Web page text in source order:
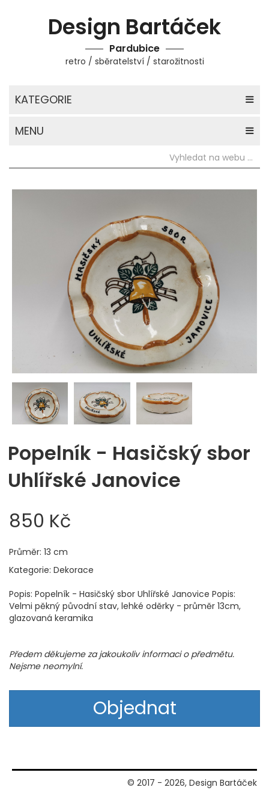
Design Bartáček
Pardubice
retro / sběratelství / starožitnosti
KATEGORIE
MENU
Popelník - Hasičský sbor
Uhlířské Janovice
850 Kč
Průměr: 13 cm
Kategorie: Dekorace
Popis: Popelník - Hasičský sbor Uhlířské Janovice Popis:
Velmi pěkný původní stav, lehké oděrky - průměr 13cm,
glazovaná keramika
Předem děkujeme za jakoukoliv informaci o předmětu.
Nejsme neomylní.
Objednat
© 2017 - 2026, Design Bartáček